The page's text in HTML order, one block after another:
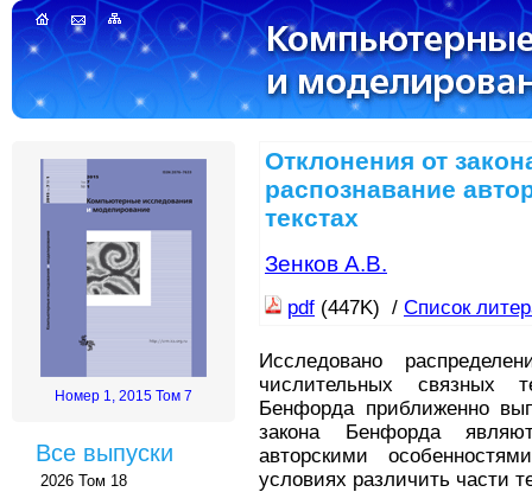
Номер 1, 2015 Том 7
Все выпуски
2026 Том 18
Отклонения от
распознавание
текстах
Зенков А.В.
pdf (447K) / Список
Исследовано
числительных связных
Бенфорда приближенно
закона Бенфорда
авторскими
условиях различить части